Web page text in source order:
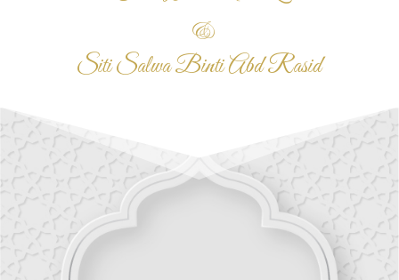
&
Siti Salwa Binti Abd Rasid